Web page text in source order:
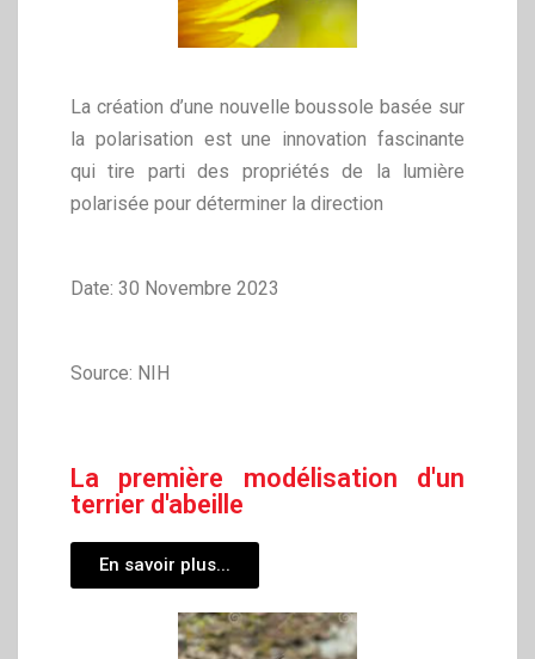
La création d’une nouvelle boussole basée sur
la polarisation est une innovation fascinante
qui tire parti des propriétés de la lumière
polarisée pour déterminer la direction
Date: 30 Novembre 2023
Source: NIH
La première modélisation d'un
terrier d'abeille
En savoir plus...